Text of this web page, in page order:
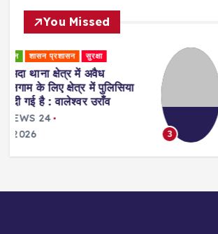
You Missed
3
धर्म समाज स्वास्थ्य एवं चिकित्सा
Ranchi : प्राकृतिक
को स्वस्थ जीवन की राह
पांडे
RADAR NEWS 24
August 8, 2026